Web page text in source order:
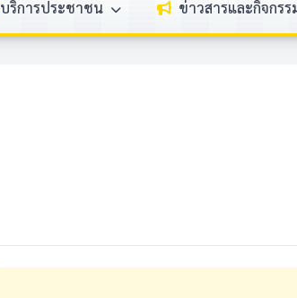
บริการประชาชน ข่าวสารและกิจกรร